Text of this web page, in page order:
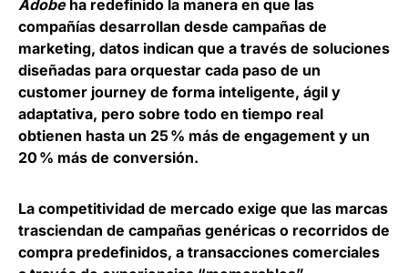
Adobeha redefinido la manera en que las
compañías desarrollan desde campañas de
marketing, datos indican que a través de soluciones
diseñadas para orquestar cada paso de un
customer journey de forma inteligente, ágil y
adaptativa, pero sobre todo en tiempo real
obtienen hasta un 25 % más de engagement y un
20 % más de conversión.
La competitividad de mercado exige que las marcas
trasciendan de campañas genéricas o recorridos de
compra predefinidos, a transacciones comerciales